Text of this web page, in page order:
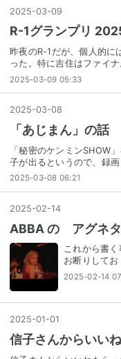
2025-03-09
R-1グランプリ
昨夜のR-1だが、個人的に
った。特に吉住はファイ
2025-03-09 05:33
2025-03-08
「あじまん」の話
「秘密のケンミンSHOW
子が出るというので、録
2025-03-08 06:21
2025-02-14
ABBA の アグネ
これから書
お断りして
2025-02-14
2025-01 -01
信子さんからいい